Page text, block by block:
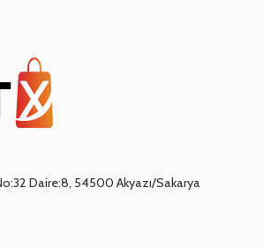
Daire:8, 54500 Akyazı/Sakarya